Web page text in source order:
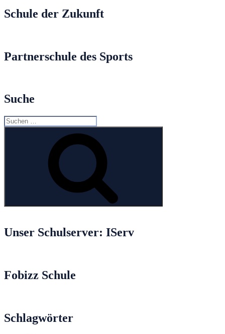
Schule der Zukunft
Partnerschule des Sports
Suche
Suche
nach:
Unser Schulserver: IServ
Fobizz Schule
Schlagwörter